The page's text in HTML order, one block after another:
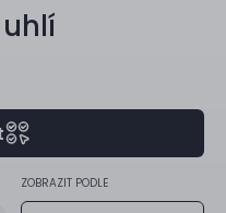
ZOBRAZIT PODLE